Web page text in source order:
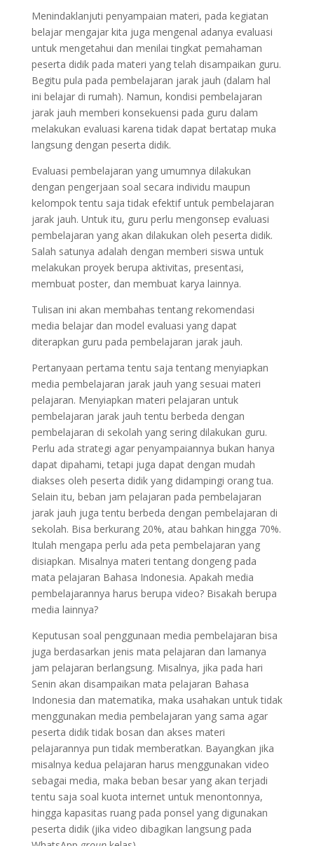
Menindaklanjuti penyampaian materi, pada kegiatan
belajar mengajar kita juga mengenal adanya evaluasi
untuk mengetahui dan menilai tingkat pemahaman
peserta didik pada materi yang telah disampaikan guru.
Begitu pula pada pembelajaran jarak jauh (dalam hal
ini belajar di rumah). Namun, kondisi pembelajaran
jarak jauh memberi konsekuensi pada guru dalam
melakukan evaluasi karena tidak dapat bertatap muka
langsung dengan peserta didik.
Evaluasi pembelajaran yang umumnya dilakukan
dengan pengerjaan soal secara individu maupun
kelompok tentu saja tidak efektif untuk pembelajaran
jarak jauh. Untuk itu, guru perlu mengonsep evaluasi
pembelajaran yang akan dilakukan oleh peserta didik.
Salah satunya adalah dengan memberi siswa untuk
melakukan proyek berupa aktivitas, presentasi,
membuat poster, dan membuat karya lainnya.
Tulisan ini akan membahas tentang rekomendasi
media belajar dan model evaluasi yang dapat
diterapkan guru pada pembelajaran jarak jauh.
Pertanyaan pertama tentu saja tentang menyiapkan
media pembelajaran jarak jauh yang sesuai materi
pelajaran. Menyiapkan materi pelajaran untuk
pembelajaran jarak jauh tentu berbeda dengan
pembelajaran di sekolah yang sering dilakukan guru.
Perlu ada strategi agar penyampaiannya bukan hanya
dapat dipahami, tetapi juga dapat dengan mudah
diakses oleh peserta didik yang didampingi orang tua.
Selain itu, beban jam pelajaran pada pembelajaran
jarak jauh juga tentu berbeda dengan pembelajaran di
sekolah. Bisa berkurang 20%, atau bahkan hingga 70%.
Itulah mengapa perlu ada peta pembelajaran yang
disiapkan. Misalnya materi tentang dongeng pada
mata pelajaran Bahasa Indonesia. Apakah media
pembelajarannya harus berupa video? Bisakah berupa
media lainnya?
Keputusan soal penggunaan media pembelajaran bisa
juga berdasarkan jenis mata pelajaran dan lamanya
jam pelajaran berlangsung. Misalnya, jika pada hari
Senin akan disampaikan mata pelajaran Bahasa
Indonesia dan matematika, maka usahakan untuk tidak
menggunakan media pembelajaran yang sama agar
peserta didik tidak bosan dan akses materi
pelajarannya pun tidak memberatkan. Bayangkan jika
misalnya kedua pelajaran harus menggunakan video
sebagai media, maka beban besar yang akan terjadi
tentu saja soal kuota internet untuk menontonnya,
hingga kapasitas ruang pada ponsel yang digunakan
peserta didik (jika video dibagikan langsung pada